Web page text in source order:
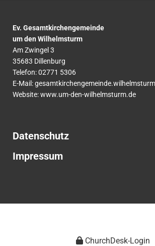
Ev. Gesamtkirchengemeinde
um den Wilhelmsturm
Am Zwingel 3
35683 Dillenburg
Telefon:02771 5306
E-Mail:
Website: www.um-den-wilhelmsturm.de
Datenschutz
Impressum
ChurchDesk-Login